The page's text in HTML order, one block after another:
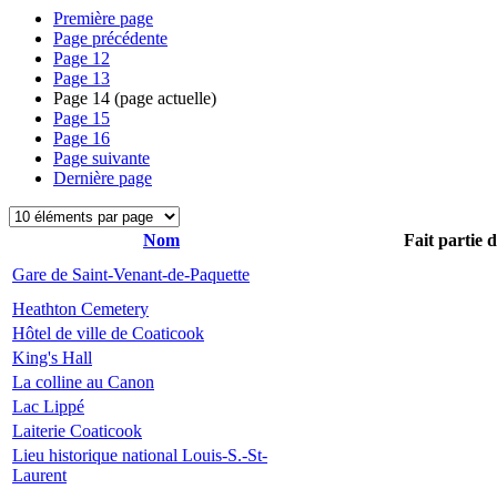
Première page
Page précédente
Page 12
Page 13
Page 14 (page actuelle)
Page 15
Page 16
Page suivante
Dernière page
Nom
Fait partie
Gare de Saint-Venant-de-Paquette
Heathton Cemetery
Hôtel de ville de Coaticook
King's Hall
La colline au Canon
Lac Lippé
Laiterie Coaticook
Lieu historique national Louis-S.-St-
Laurent